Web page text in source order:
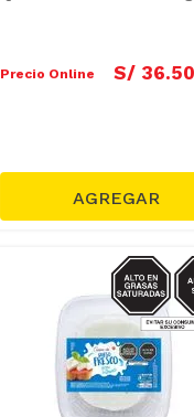
Precio Online S/ 36.50
SODIO/
SAT